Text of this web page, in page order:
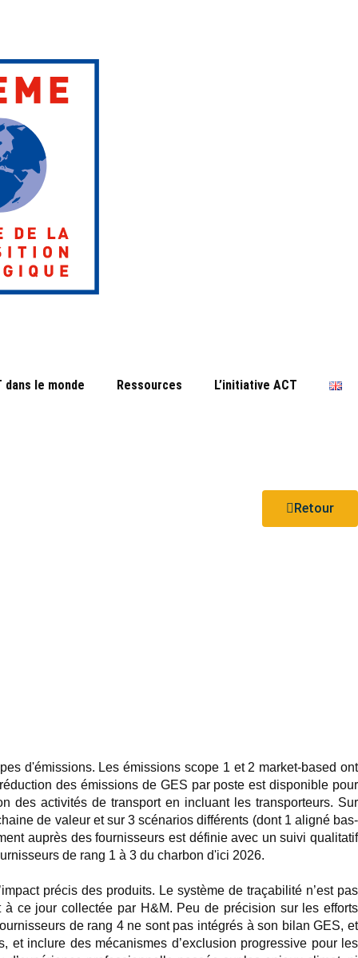
dans le monde Ressources L’initiative ACT
Retour
d'émissions. Les émissions scope 1 et 2 market-based ont
des émissions de GES par poste est disponible pour
des activités de transport en incluant les transporteurs. Sur
de valeur et sur 3 scénarios différents (dont 1 aligné bas-
auprès des fournisseurs est définie avec un suivi qualitatif
de rang 1 à 3 du charbon d'ici 2026.
précis des produits. Le système de traçabilité n’est pas
ce jour collectée par H&M. Peu de précision sur les efforts
de rang 4 ne sont pas intégrés à son bilan GES, et
inclure des mécanismes d’exclusion progressive pour les